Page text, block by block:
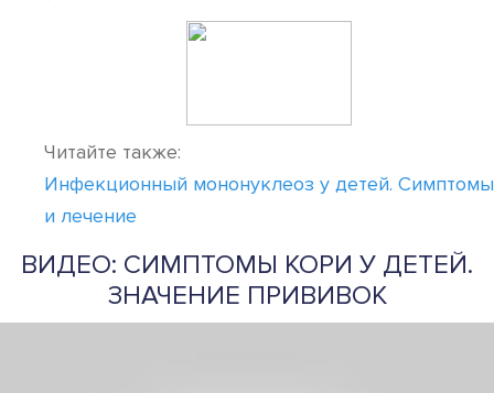
Читайте также:
Инфекционный мононуклеоз у детей. Симптомы
и лечение
ВИДЕО: СИМПТОМЫ КОРИ У ДЕТЕЙ.
ЗНАЧЕНИЕ ПРИВИВОК